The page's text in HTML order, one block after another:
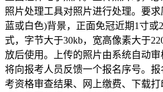
照片处理工具对照片进行处理。要求
蓝或白色)背景，正面免冠近期1寸或
式，字节大于30kb，宽高像素大于
放后使用。上传的照片由系统自动审
将向报考人员反馈一个报名序号。
考资格审查结果、网上缴费、下载